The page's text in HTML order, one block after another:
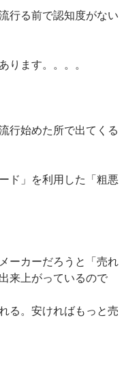
行る前で認知度がない
ります。。。。
行始めた所で出てくる
ド」を利用した「粗悪
ーカーだろうと「売れ
来上がっているので
る。安ければもっと売